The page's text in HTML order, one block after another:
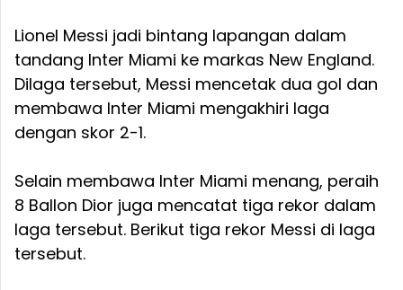
Lionel Messi jadi bintang lapangan dalam
tandang Inter Miami ke markas New England.
Dilaga tersebut, Messi mencetak dua gol dan
membawa Inter Miami mengakhiri laga
dengan skor 2-1.
Selain membawa Inter Miami menang, peraih
8 Ballon Dior juga mencatat tiga rekor dalam
laga tersebut. Berikut tiga rekor Messi di laga
tersebut.